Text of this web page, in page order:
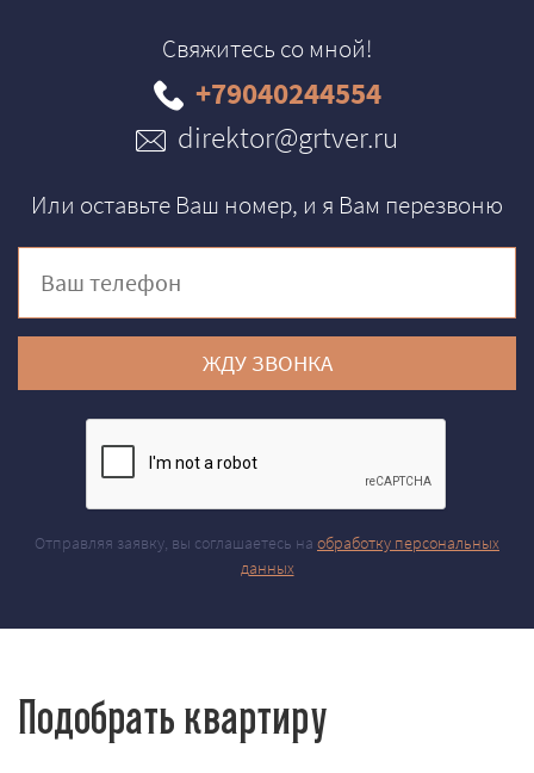
Свяжитесь со мной!
+79040244554
direktor@grtver.ru
Или оставьте Ваш номер, и я Вам перезвоню
ЖДУ ЗВОНКА
Отправляя заявку, вы соглашаетесь на обработку персональных
данных
Подобрать квартиру